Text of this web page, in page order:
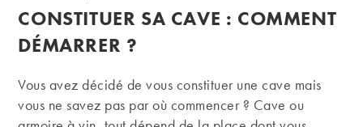
la
publication :
publiée :
CONSTITUER SA CAVE : COMMENT
DÉMARRER ?
Vous avez décidé de vous constituer une cave mais
vous ne savez pas par où commencer ? Cave ou